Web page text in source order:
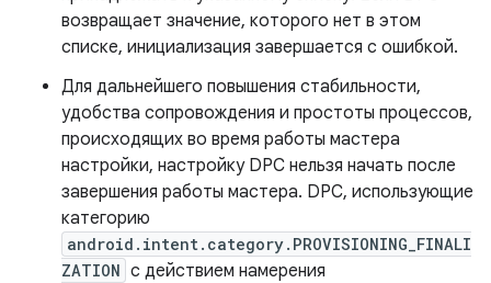
возвращает значение, которого нет в этом
списке, инициализация завершается с ошибкой.
Для дальнейшего повышения стабильности,
удобства сопровождения и простоты процессов,
происходящих во время работы мастера
настройки, настройку DPC нельзя начать после
завершения работы мастера. DPC, использующие
категорию
android.intent.category.PROVISIONING_FINALI
ZATION с действием намерения